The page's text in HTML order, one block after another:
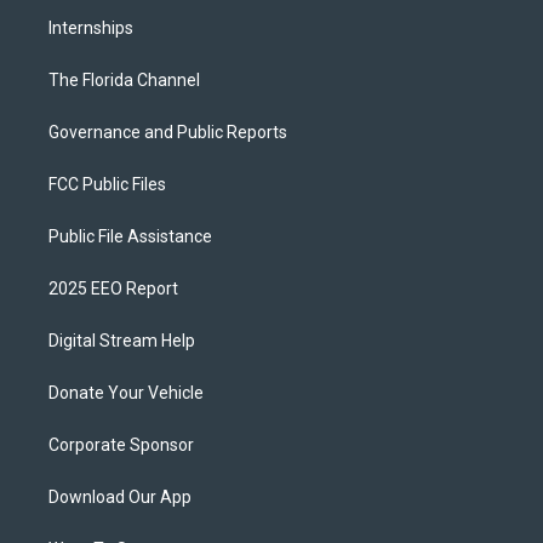
Internships
The Florida Channel
Governance and Public Reports
FCC Public Files
Public File Assistance
2025 EEO Report
Digital Stream Help
Donate Your Vehicle
Corporate Sponsor
Download Our App